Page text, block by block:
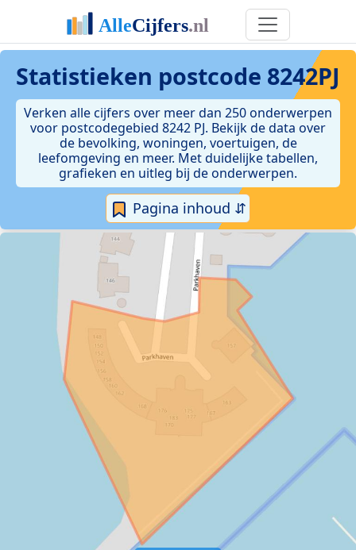
Statistieken postcode 8242PJ
Verken alle cijfers over meer dan 250 onderwerpen
voor postcodegebied 8242 PJ. Bekijk de data over
de bevolking, woningen, voertuigen, de
leefomgeving en meer. Met duidelijke tabellen,
grafieken en uitleg bij de onderwerpen.
Pagina inhoud ⇵